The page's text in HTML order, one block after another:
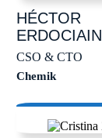
HÉCTOR
ERDOCIAIN
CSO & CTO
Chemik